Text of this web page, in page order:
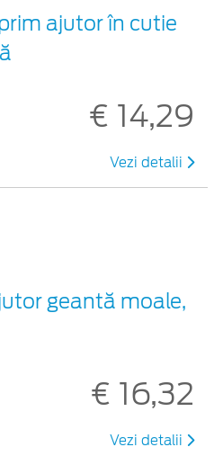
ajutor în cutie
€ 14,29
Vezi detalii
geantă moale,
€ 16,32
Vezi detalii